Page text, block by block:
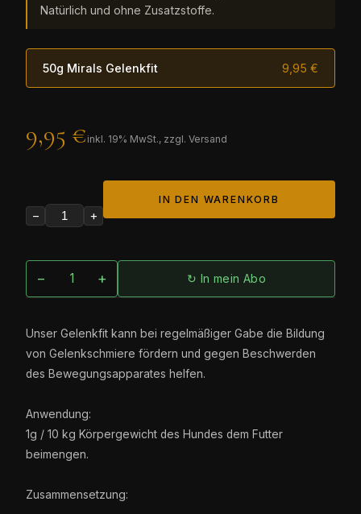
Natürlich und ohne Zusatzstoffe.
50g Mirals Gelenkfit 9,95 €
9,95 € inkl. 19% MwSt., zzgl. Versand
− +
IN DEN WARENKORB
− + ↻ In mein Abo
Unser Gelenkfit kann bei regelmäßiger Gabe die Bildung
von Gelenkschmiere fördern und gegen Beschwerden
des Bewegungsapparates helfen.
Anwendung:
1g / 10 kg Körpergewicht des Hundes dem Futter
beimengen.
Zusammensetzung: